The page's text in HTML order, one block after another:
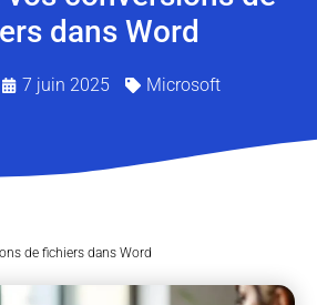
dans Word
7 juin 2025 Microsoft
de fichiers dans Word